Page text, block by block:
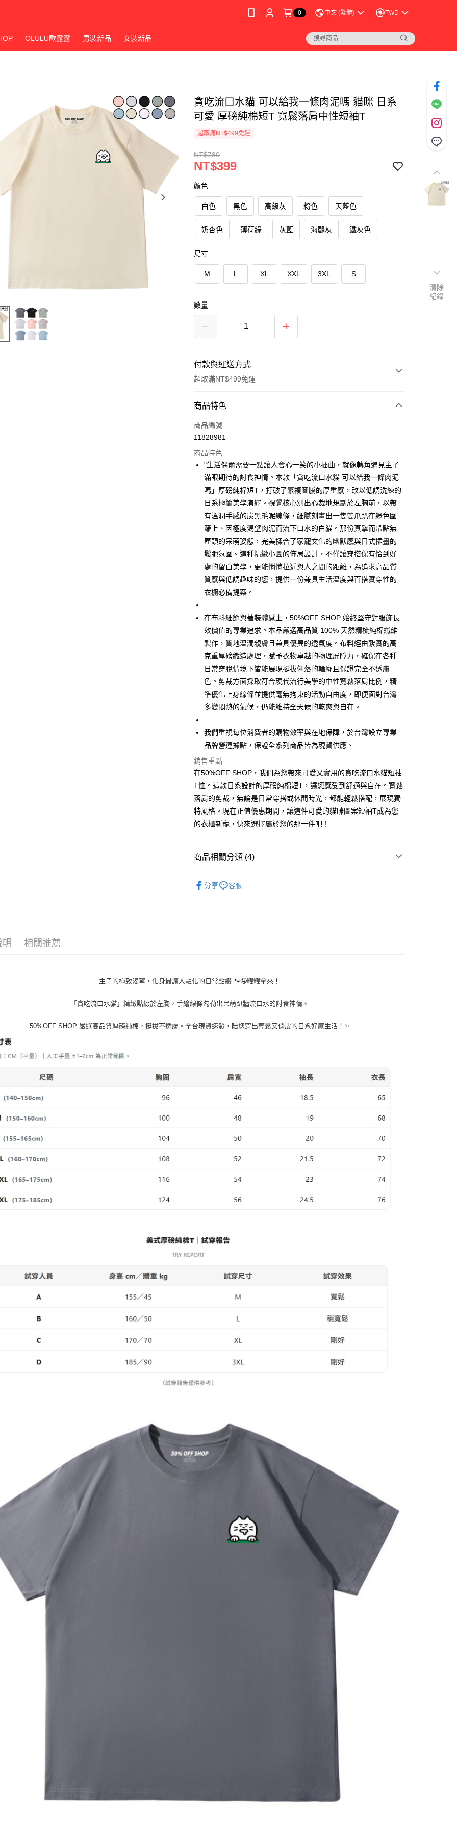
0 中文 (繁體) TWD
OLULU歐露露 男裝新品 女裝新品
貪吃流口水貓 可以給我一條肉泥嗎 貓咪 日系
可愛 厚磅純棉短T 寬鬆落肩中性短袖T
超取滿NT$499免運
NT$780
NT$399
顏色
白色 黑色 高級灰 粉色 天藍色
奶杏色 薄荷綠 灰藍 海鷗灰 鐵灰色
尺寸
M L XL XXL 3XL S
數量
付款與運送方式
超取滿NT$499免運
付款方式
信用卡一次付款
LINE Pay
Apple Pay
街口支付
悠遊付
Google Pay
全盈+PAY
大哥付你分期
【大哥付你分期使用說明】
1.本服務由台灣大哥大提供，台灣大哥大用戶可立即使用無須另外申請。
2.付款方式選擇「大哥付你分期」，訂單成立後會自動跳轉到大哥付的交易
完成交易。
3.實際核准額度、可分期數及費用金額請依後續交易確認頁面所載為準。
4.訂單成立30分鐘內，如未前往確認交易或遇審核未通過，訂單將自動取
消。如遇「轉專審核」未通過狀況，表示未達大哥付你分期系統評分，恕
無法說明評估內容。
【繳款方式說明】
醒簡訊。
2.透過簡訊連結打開帳單後，可選擇「超商條碼／台灣大直營門市／銀行轉
【注意事項】
1.本服務係由「台灣大哥大股份有限公司」（以下簡稱本公司）所提供，讓
款買賣價金債權讓與本公司後，依約使用本公司帳單繳交帳款。
2.基於同意付款使用「大哥付你分期」之契約關係目的，商店將以您的個人
資料（包含姓名、電話或地址）提供予台灣大哥大進項蒐集、處理及利
用，由本公司與您本人進行分期帳單所需資料之確認、核對及更正。
3.完整用戶服務條款，請詳閱以下連結： https://oppay.tw/userRule
AFTEE先享後付
相關說明
【關於「AFTEE先享後付」】
AFTEE先享後付是「在收到商品之後才付款」的支付方式。 讓您購物簡單
便利好安心！
１．簡單：不需註冊會員、不需綁卡、不需儲值。
３．安心：先確認商品／服務後，再付款。
【「AFTEE先享後付」結帳流程】
１．於結帳方式選擇「AFTEE先享後付」後，將跳轉至「AFTEE先享後
付」結帳頁面，進行簡訊認證並確認金額後，即可完成結帳。
２．訂單成立數日內，您將收到繳費通知簡訊。
３．收到繳費通知簡訊後14天內，點擊此簡訊中的連結，可透過四大超商
／ATM／網路銀行／等多元方式進行付款，方視為交易完成。
※ 請注意：結帳手續完成當下不需立刻繳費，但若您需要取消訂單，請聯
先享後付繳納相關費用。
※ 交易是否成功請以「AFTEE先享後付 」之結帳頁面顯示為準，若有關於
是否繳費成功／繳費後需取消欲退款等相關疑問，請聯繫「AFTEE先享後
【注意事項】
１．透過由恩沛科技股份有限公司提供之「AFTEE先享後付」服務完成之
交易，需依本服務之必要範圍內提供個人資料，並將交易相關給付款項請
https://aftee.tw/terms/#terms3
任。
ATM付款
運送方式
全家取貨付款
每筆NT$45
付款 後全家取貨
每筆NT$45
7-11取貨付款
每筆NT$45，滿NT$499(含以上)免運費
付款 後7-11取貨
每筆NT$45，滿NT$499(含以上)免運費
宅配
商品特色
商品編號
11828981
商品特色
"生活偶爾需要一點讓人會心一笑的小插曲，就像轉角遇見主子
滿眼期待的討食神情。本款「貪吃流口水貓 可以給我一條肉泥
嗎」厚磅純棉短T，打破了繁複圖騰的厚重感，改以低調洗練的
日系極簡美學演繹。視覺核心別出心裁地規劃於左胸前，以帶
有溫潤手感的炭黑毛呢線條，細膩刻畫出一隻雙爪趴在綠色圍
籬上、因極度渴望肉泥而流下口水的白貓。那份真摯而帶點無
厘頭的呆萌姿態，完美揉合了家寵文化的幽默感與日式插畫的
鬆弛氛圍。這種精緻小圖的佈局設計，不僅讓穿搭保有恰到好
處的留白美學，更能悄悄拉近與人之間的距離，為追求高品質
質感與低調趣味的您，提供一份兼具生活溫度與百搭實穿性的
衣櫥必備提案。
在布料細節與著裝體感上，50%OFF SHOP 始終堅守對服飾長
效價值的專業追求。本品嚴選高品質 100% 天然精梳純棉纖維
製作，質地溫潤親膚且兼具優異的透氣度。布料經由紮實的高
克重厚磅織造處理，賦予衣物卓越的物理屏障力，確保在各種
日常穿脫情境下皆能展現挺拔俐落的輪廓且保證完全不透膚
色。剪裁方面採取符合現代流行美學的中性寬鬆落肩比例，精
準優化上身線條並提供毫無拘束的活動自由度，即便面對台灣
多變悶熱的氣候，仍能維持全天候的乾爽與自在。
我們重視每位消費者的購物效率與在地保障，於台灣設立專業
品牌營運據點，保證全系列商品皆為現貨供應、
銷售重點
在50%OFF SHOP，我們為您帶來可愛又實用的貪吃流口水貓短袖
T恤。這款日系設計的厚磅純棉短T，讓您感受到舒適與自在。寬鬆
落肩的剪裁，無論是日常穿搭或休閒時光，都能輕鬆搭配，展現獨
特風格。現在正值優惠期間，讓這件可愛的貓咪圖案短袖T成為您
的衣櫃新寵，快來選擇屬於您的那一件吧！
商品相關分類 (4)
分享 客服
明 相關推薦
主子的極致渴望，化身最讓人融化的日常點綴 🐾🤤罐罐拿來！
「貪吃流口水貓」精緻點綴於左胸，手繪線條勾勒出呆萌趴牆流口水的討食神情。
50%OFF SHOP 嚴選高品質厚磅純棉，挺拔不透膚。全台現貨速發，陪您穿出輕鬆又俏皮的日系好感生活！✨
清除
紀錄